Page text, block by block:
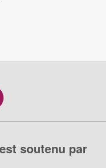
soutenu par